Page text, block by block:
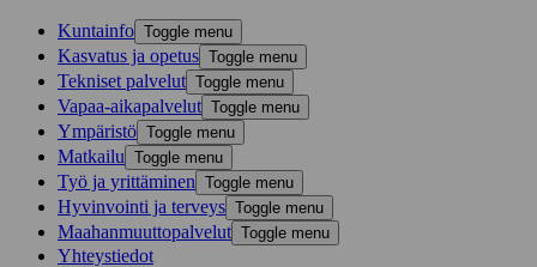
Kunta­info Toggle menu
Kasvatus ja opetus Toggle menu
Tekniset palvelut Toggle menu
Vapaa-aika­palvelut Toggle menu
Ympä­ristö Toggle menu
Mat­kailu Toggle menu
Työ ja yrittä­minen Toggle menu
Hyvinvointi ja terveys Toggle menu
Maahanmuuttopalvelut Toggle menu
Yhteystiedot